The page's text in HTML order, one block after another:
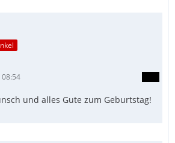
und alles Gute zum Geburtstag!